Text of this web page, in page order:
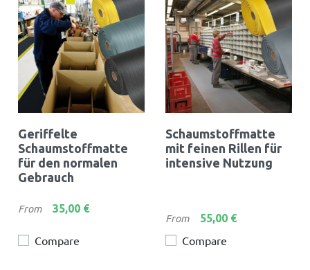
Geriffelte
Schaumstoffmatte
für den normalen
Gebrauch
Preis
From 35,00 €
Compare
Schaumstoffmatte
mit feinen Rillen für
intensive Nutzung
Preis
From 55,00 €
Compare